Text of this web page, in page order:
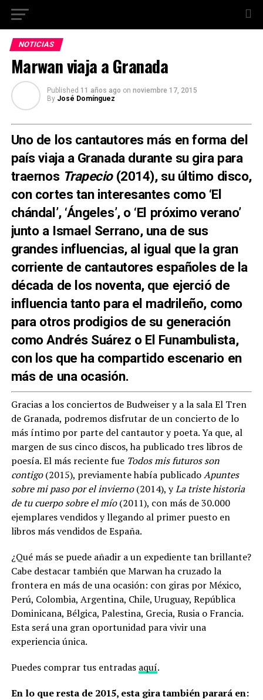
NOTICIAS
Marwan viaja a Granada
Published 11 años ago on noviembre 17, 2015
By José Domínguez
Uno de los cantautores más en forma del
país viaja a Granada durante su gira para
traernos Trapecio(2014), su último disco,
con cortes tan interesantes como ‘El
chándal’, ‘Ángeles’, o ‘El próximo verano’
junto a Ismael Serrano, una de sus
grandes influencias, al igual que la gran
corriente de cantautores españoles de la
década de los noventa, que ejerció de
influencia tanto para el madrileño, como
para otros prodigios de su generación
como Andrés Suárez o El Funambulista,
con los que ha compartido escenario en
más de una ocasión.
Gracias a los conciertos de Budweiser y a la sala El Tren
de Granada, podremos disfrutar de un concierto de lo
más íntimo por parte del cantautor y poeta. Ya que, al
margen de sus cinco discos, ha publicado tres libros de
poesía. El más reciente fue Todos mis futuros son
contigo(2015), previamente había publicadoApuntes
sobre mi paso por el invierno(2014), yLa triste historia
de tu cuerpo sobre el mío(2011), con más de 30.000
ejemplares vendidos y llegando al primer puesto en
libros más vendidos de España.
¿Qué más se puede añadir a un expediente tan brillante?
Cabe destacar también que Marwan ha cruzado la
frontera en más de una ocasión: con giras por México,
Perú, Colombia, Argentina, Chile, Uruguay, República
Dominicana, Bélgica, Palestina, Grecia, Rusia o Francia.
Esta será una gran oportunidad para vivir una
experiencia única.
Puedes comprar tus entradas aquí.
En lo que resta de 2015, esta gira también parará en: